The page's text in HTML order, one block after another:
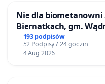
Nie dla biometanowni
Biernatkach, gm.
193 podpisów
52 Podpisy / 24 godzin
4 Aug 2026